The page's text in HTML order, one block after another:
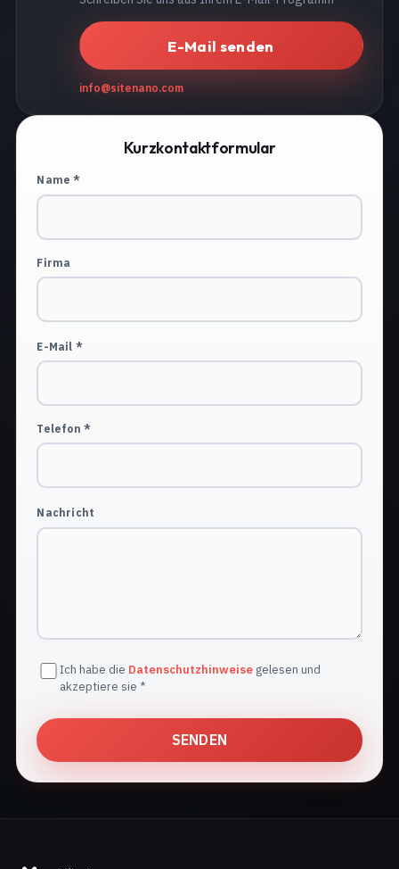
E-Mail senden
info@sitenano.com
Kurzkontaktformular
Name *
Firma
E-Mail *
Telefon *
Nachricht
Ich habe die Datenschutzhinweisegelesen und
akzeptiere sie *
SENDEN